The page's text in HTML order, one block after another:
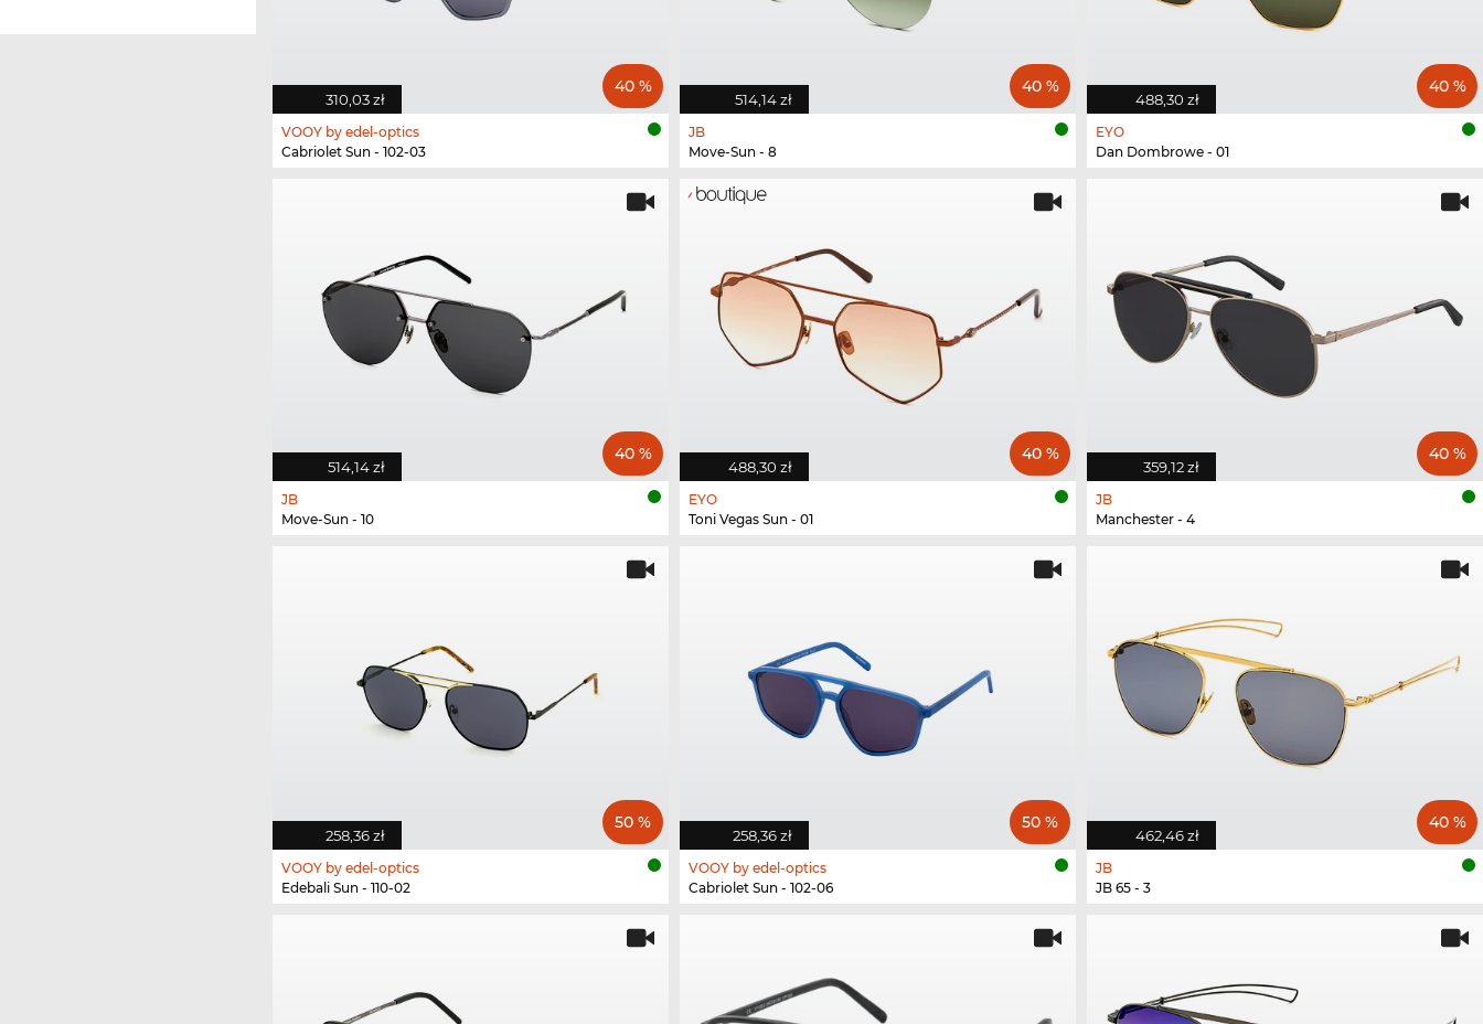
310,03 zł
40 %
VOOY by edel-optics
Cabriolet Sun - 102-03
514,14 zł
40 %
JB
Move-Sun - 8
488,30 zł
40 %
EYO
Dan Dombrowe - 01
514,14 zł
40 %
JB
Move-Sun - 10
488,30 zł
40 %
EYO
Toni Vegas Sun - 01
359,12 zł
40 %
JB
Manchester - 4
258,36 zł
50 %
VOOY by edel-optics
Edebali Sun - 110-02
258,36 zł
50 %
VOOY by edel-optics
Cabriolet Sun - 102-06
462,46 zł
40 %
JB
JB 65 - 3